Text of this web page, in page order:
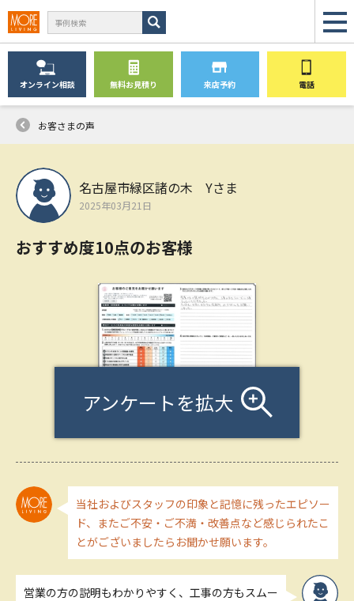
オンライン相談 無料お見積り 来店予約 電話
お客さまの声
名古屋市緑区諸の木 Yさま
2025年03月21日
おすすめ度10点のお客様
アンケートを拡大
当社およびスタッフの印象と記憶に残ったエピソー
ド、またご不安・ご不満・改善点など感じられたこ
とがございましたらお聞かせ願います。
営業の方の説明もわかりやすく、工事の方もスムー